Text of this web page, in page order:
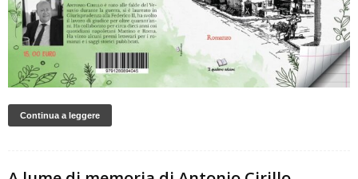
Continua a leggere